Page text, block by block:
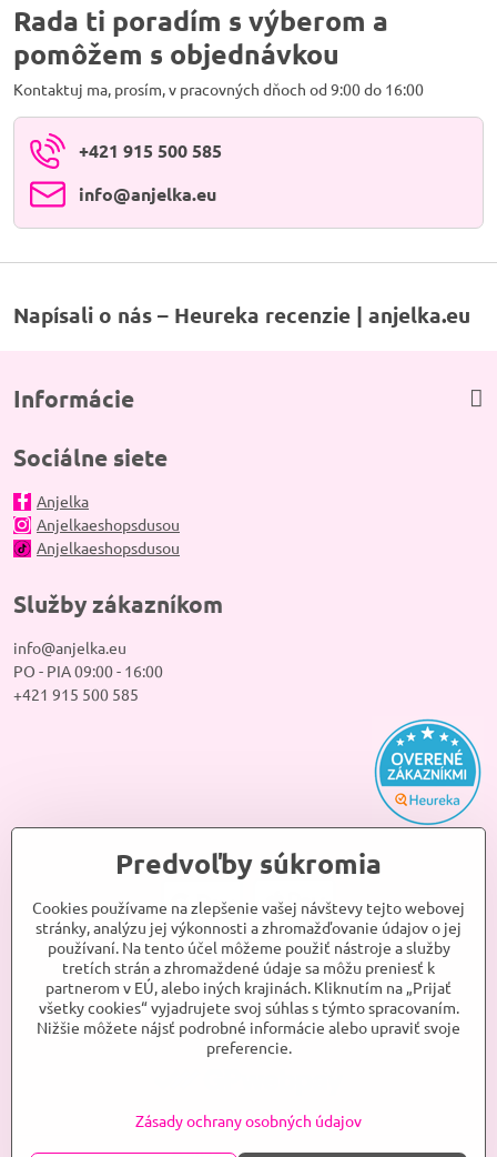
dōTERRA Mäta pieporná. Mäta
pieporná sa tiež často...
Rada ti poradím s výberom a
pomôžem s objednávkou
Kontaktuj ma, prosím, v pracovných dňoch od 9:00 do 16:00
+421 915 500 585
info​@anjelka​.eu
Napísali o nás – Heureka recenzie | anjelka.eu
Informácie
Sociálne siete
Anjelka
Anjelkaeshopsdusou
Anjelkaeshopsdusou
Služby zákazníkom
info@anjelka.eu
PO - PIA 09:00 - 16:00
+421 915 500 585
Predvoľby súkromia
Cookies používame na zlepšenie vašej návštevy tejto webovej
stránky, analýzu jej výkonnosti a zhromažďovanie údajov o jej
používaní. Na tento účel môžeme použiť nástroje a služby
tretích strán a zhromaždené údaje sa môžu preniesť k
partnerom v EÚ, alebo iných krajinách. Kliknutím na „Prijať
všetky cookies“ vyjadrujete svoj súhlas s týmto spracovaním.
Nižšie môžete nájsť podrobné informácie alebo upraviť svoje
preferencie.
Zásady ochrany osobných údajov